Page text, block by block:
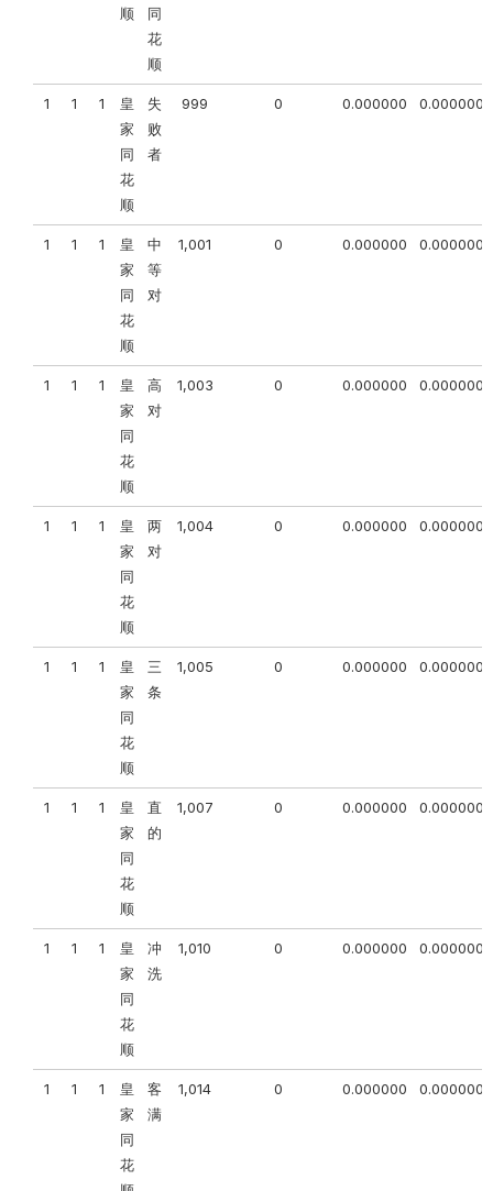
顺
同
花
顺
1 1 1
皇
家
同
花
顺
失
败
者
999 0 0.000000 0.000000
1 1 1
皇
家
同
花
顺
中
等
对
1,001 0 0.000000 0.000000
1 1 1
皇
家
同
花
顺
高
对
1,003 0 0.000000 0.000000
1 1 1
皇
家
同
花
顺
两
对
1,004 0 0.000000 0.000000
1 1 1
皇
家
同
花
顺
三
条
1,005 0 0.000000 0.000000
1 1 1
皇
家
同
花
顺
直
的
1,007 0 0.000000 0.000000
1 1 1
皇
家
同
花
顺
冲
洗
1,010 0 0.000000 0.000000
1 1 1
皇
家
同
花
客
满
1,014 0 0.000000 0.000000